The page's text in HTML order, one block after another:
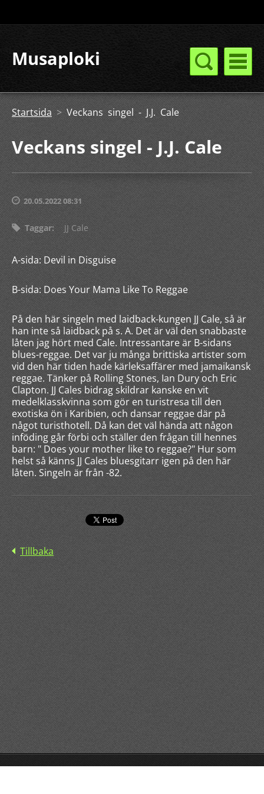
Musaploki
Startsida > Veckans singel - J.J. Cale
Veckans singel - J.J. Cale
20.05.2022 08:31
Taggar: JJ Cale
A-sida: Devil in Disguise
B-sida: Does Your Mama Like To Reggae
På den här singeln med laidback-kungen JJ Cale, så är
han inte så laidback på s. A. Det är väl den snabbaste
låten jag hört med Cale. Intressantare är B-sidans
blues-reggae. Det var ju många brittiska artister som
vid den här tiden hade kärleksaffärer med jamaikansk
reggae. Tänker på Rolling Stones, Ian Dury och Eric
Clapton. JJ Cales bidrag skildrar kanske en vit
medelklasskvinna som gör en turistresa till den
exotiska ön i Karibien, och dansar reggae där på
något turisthotell. Då kan det väl hända att någon
inföding går förbi och ställer den frågan till hennes
barn: " Does your mother like to reggae?" Hur som
helst så känns JJ Cales bluesgitarr igen på den här
låten. Singeln är från -82.
Tillbaka